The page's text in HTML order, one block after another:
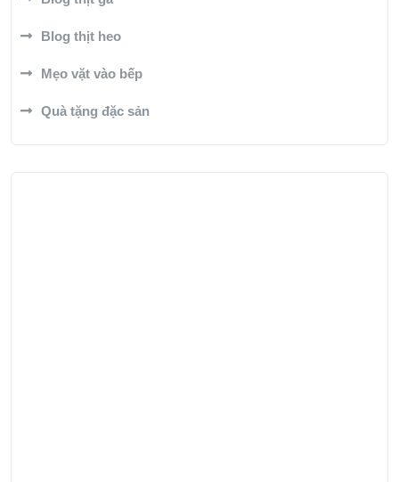
Blog thịt heo
Mẹo vặt vào bếp
Quà tặng đặc sản